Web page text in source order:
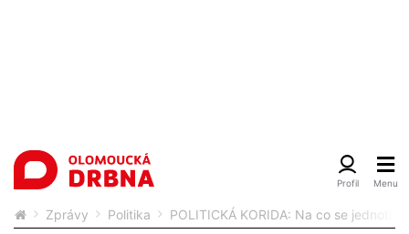
Zprávy Politika POLITICKÁ KORIDA: Na co se